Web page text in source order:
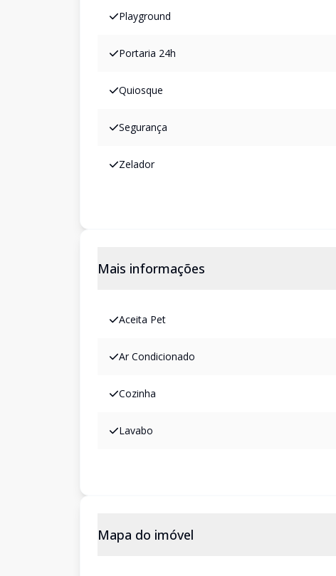
Playground
Portaria 24h
Quiosque
Segurança
Zelador
Mais informações
Aceita Pet
Ar Condicionado
Cozinha
Lavabo
Mapa do imóvel